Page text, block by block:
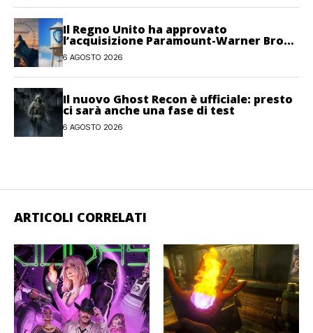
Il Regno Unito ha approvato
l’acquisizione Paramount-Warner Bros
Discovery
6 AGOSTO 2026
Il nuovo Ghost Recon è ufficiale: presto
ci sarà anche una fase di test
6 AGOSTO 2026
ARTICOLI CORRELATI